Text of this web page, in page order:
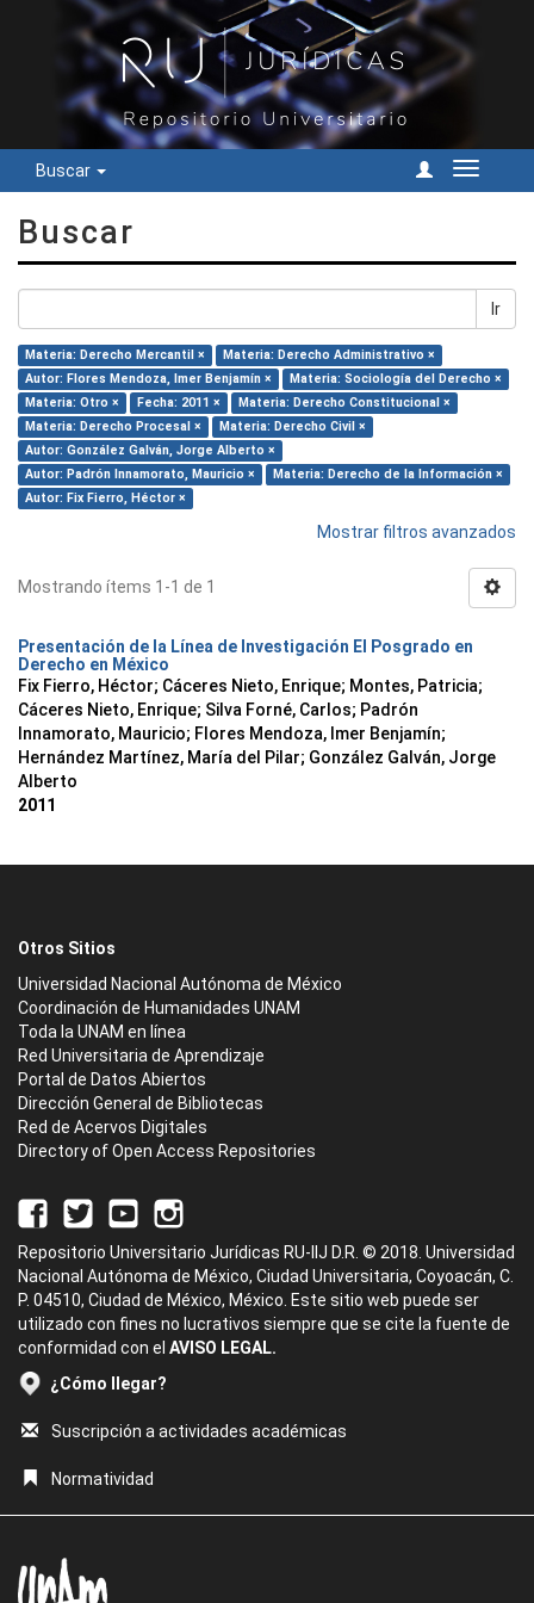
Buscar
Cambiar
Buscar
Ir
Materia: Derecho Mercantil ×
Materia: Derecho Administrativo ×
Autor: Flores Mendoza, Imer Benjamín ×
Materia: Sociología del Derecho ×
Materia: Otro ×
Fecha: 2011 ×
Materia: Derecho Constitucional ×
Materia: Derecho Procesal ×
Materia: Derecho Civil ×
Autor: González Galván, Jorge Alberto ×
Autor: Padrón Innamorato, Mauricio ×
Materia: Derecho de la Información ×
Autor: Fix Fierro, Héctor ×
Mostrar filtros avanzados
Mostrando ítems 1-1 de 1
Presentación de la Línea de Investigación El Posgrado en
Derecho en México
Fix Fierro, Héctor; Cáceres Nieto, Enrique; Montes, Patricia;
Cáceres Nieto, Enrique; Silva Forné, Carlos; Padrón
Innamorato, Mauricio; Flores Mendoza, Imer Benjamín;
Hernández Martínez, María del Pilar; González Galván, Jorge
Alberto
2011
Otros Sitios
Universidad Nacional Autónoma de México
Coordinación de Humanidades UNAM
Toda la UNAM en línea
Red Universitaria de Aprendizaje
Portal de Datos Abiertos
Dirección General de Bibliotecas
Red de Acervos Digitales
Directory of Open Access Repositories
Repositorio Universitario Jurídicas RU-IIJ D.R. © 2018. Universidad
Nacional Autónoma de México, Ciudad Universitaria, Coyoacán, C.
P. 04510, Ciudad de México, México. Este sitio web puede ser
utilizado con fines no lucrativos siempre que se cite la fuente de
conformidad con el AVISO LEGAL.
¿Cómo llegar?
Suscripción a actividades académicas
Normatividad